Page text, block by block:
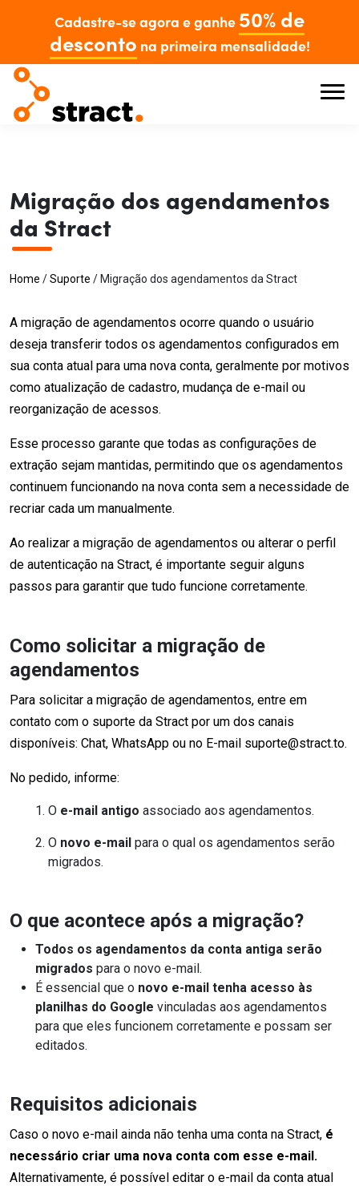
Cadastre-se agora e ganhe 50% de
desconto na primeira mensalidade!
Migração dos agendamentos
da Stract
Home /Suporte / Migração dos agendamentos da Stract
A migração de agendamentos ocorre quando o usuário
deseja transferir todos os agendamentos configurados em
sua conta atual para uma nova conta, geralmente por motivos
como atualização de cadastro, mudança de e-mail ou
reorganização de acessos.
Esse processo garante que todas as configurações de
extração sejam mantidas, permitindo que os agendamentos
continuem funcionando na nova conta sem a necessidade de
recriar cada um manualmente.
Ao realizar a migração de agendamentos ou alterar o perfil
de autenticação na Stract, é importante seguir alguns
passos para garantir que tudo funcione corretamente.
Como solicitar a migração de
agendamentos
Para solicitar a migração de agendamentos, entre em
contato com o suporte da Stract por um dos canais
disponíveis: Chat, WhatsApp ou no E-mail suporte@stract.to.
No pedido, informe:
O e-mail antigo associado aos agendamentos.
O novo e-mail para o qual os agendamentos serão
migrados.
O que acontece após a migração?
Todos os agendamentos da conta antiga serão
migrados para o novo e-mail.
É essencial que o novo e-mail tenha acesso às
planilhas do Google vinculadas aos agendamentos
para que eles funcionem corretamente e possam ser
editados.
Requisitos adicionais
Caso o novo e-mail ainda não tenha uma conta na Stract, é
necessário criar uma nova conta com esse e-mail.
Alternativamente, é possível editar o e-mail da conta atual